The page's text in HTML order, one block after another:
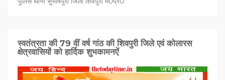
स्वतंत्रता की 79 वीं वर्ष गांठ की शिवपुरी जिले एवं कोलारस
क्षेत्रवासियों को हार्दिक शुभकामनऐं